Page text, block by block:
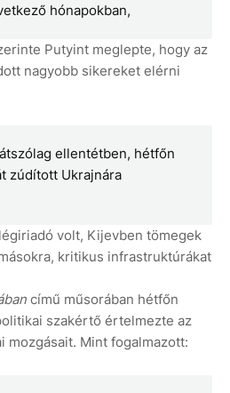
hónapokban,
Putyint meglepte, hogy az
nagyobb sikereket elérni
ellentétben, hétfőn
zúdított Ukrajnára
volt, Kijevben tömegek
kritikus infrastruktúrákat
című műsorában hétfőn
szakértő értelmezte az
mozgásait. Mint fogalmazott: